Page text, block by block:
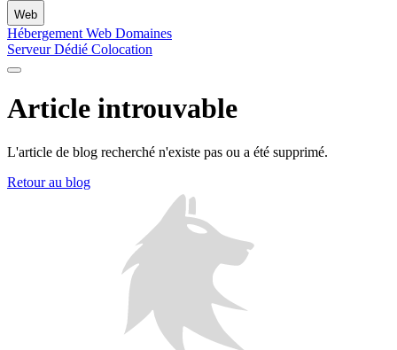
Web
Hébergement Web Domaines
Serveur Dédié Colocation
Article introuvable
L'article de blog recherché n'existe pas ou a été supprimé.
Retour au blog